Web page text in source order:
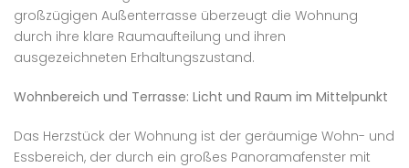
großzügigen Außenterrasse überzeugt die Wohnung
durch ihre klare Raumaufteilung und ihren
ausgezeichneten Erhaltungszustand.
Wohnbereich und Terrasse: Licht und Raum im Mittelpunkt
Das Herzstück der Wohnung ist der geräumige Wohn- und
Essbereich, der durch ein großes Panoramafenster mit